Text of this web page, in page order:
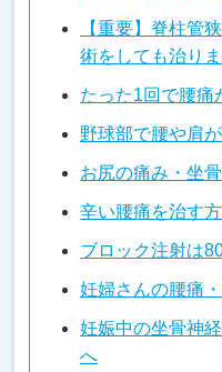
【重要】脊柱管
術をしても治り
たった1回で腰痛
野球部で腰や肩
お尻の痛み・坐
辛い腰痛を治す
ブロック注射は
妊婦さんの腰痛
妊娠中の坐骨神
へ